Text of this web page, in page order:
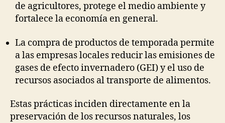
de agricultores, protege el medio ambiente y
fortalece la economía en general.
La compra de productos de temporada permite
a las empresas locales reducir las emisiones de
gases de efecto invernadero (GEI) y el uso de
recursos asociados al transporte de alimentos.
Estas prácticas inciden directamente en la
preservación de los recursos naturales, los